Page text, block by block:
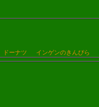
ドーナツ インゲンのきんぴら